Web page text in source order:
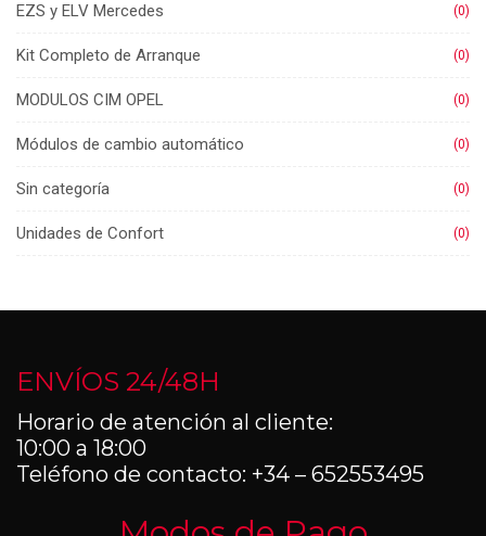
EZS y ELV Mercedes (0)
Kit Completo de Arranque (0)
MODULOS CIM OPEL (0)
Módulos de cambio automático (0)
Sin categoría (0)
Unidades de Confort (0)
ENVÍOS 24/48H
Horario de atención al cliente:
10:00 a 18:00
Teléfono de contacto: +34 – 652553495